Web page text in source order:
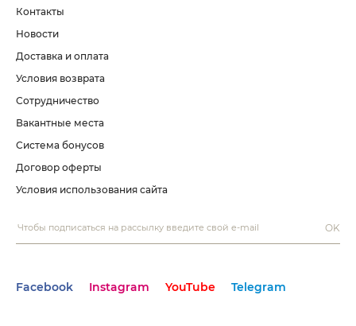
Контакты
Новости
Доставка и оплата
Условия возврата
Сотрудничество
Вакантные места
Система бонусов
Договор оферты
Условия использования сайта
OK
Facebook Instagram YouTube Telegram